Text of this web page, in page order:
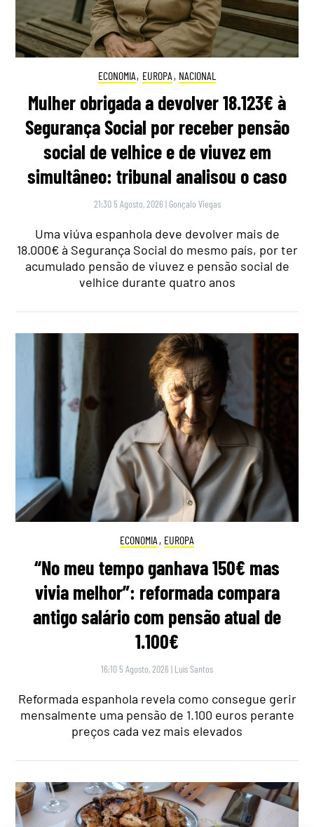
ECONOMIA, EUROPA , NACIONAL
Mulher obrigada a devolver 18.123€ à
Segurança Social por receber pensão
social de velhice e de viuvez em
simultâneo: tribunal analisou o caso
21:30 5 Agosto, 2026 | Gonçalo Viegas
Uma viúva espanhola deve devolver mais de
18.000€ à Segurança Social do mesmo país, por ter
acumulado pensão de viuvez e pensão social de
velhice durante quatro anos
ECONOMIA , EUROPA
“No meu tempo ganhava 150€ mas
vivia melhor”: reformada compara
antigo salário com pensão atual de
1.100€
16:10 5 Agosto, 2026 | Luís Santos
Reformada espanhola revela como consegue gerir
mensalmente uma pensão de 1.100 euros perante
preços cada vez mais elevados